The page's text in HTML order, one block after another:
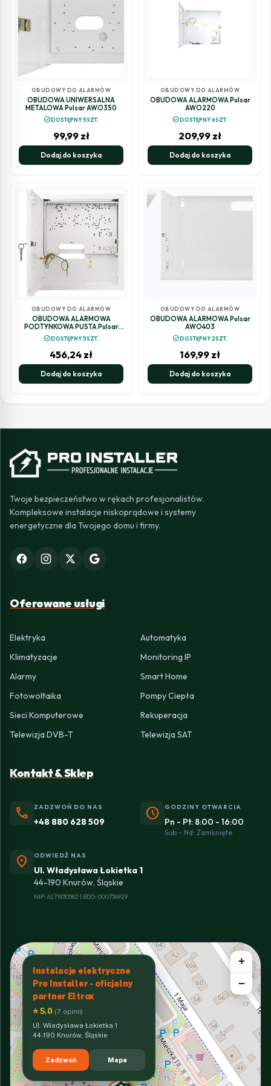
OBUDOWY DO ALARMÓW
OBUDOWA UNIWERSALNA
METALOWA Pulsar AWO350
check_circleDOSTĘPNY 5SZT.
99,99 zł
Dodaj do koszyka
OBUDOWY DO ALARMÓW
OBUDOWA ALARMOWA Pulsar
AWO220
check_circleDOSTĘPNY 6SZT.
209,99 zł
Dodaj do koszyka
OBUDOWY DO ALARMÓW
OBUDOWA ALARMOWA
PODTYNKOWA PUSTA Pulsar
check_circleDOSTĘPNY 5SZT.
456,24 zł
Dodaj do koszyka
OBUDOWY DO ALARMÓW
OBUDOWA ALARMOWA Pulsar
AWO403
check_circleDOSTĘPNY 2SZT.
169,99 zł
Dodaj do koszyka
Twoje bezpieczeństwo w rękach profesjonalistów.
Kompleksowe instalacje niskoprądowe i systemy
energetyczne dla Twojego domu i firmy.
Oferowane usługi
Elektryka
Automatyka
Klimatyzacje
Monitoring IP
Alarmy
Smart Home
Fotowoltaika
Pompy Ciepła
Sieci Komputerowe
Rekuperacja
Telewizja DVB-T
Telewizja SAT
Kontakt & Sklep
phone ZADZWOŃ DO NAS
+48 880 628 509 schedule GODZINY OTWARCIA
Pn - Pt: 8:00 - 16:00
Sob - Nd: Zamknięte
location_on ODWIEDŹ NAS
Ul. Władysława Łokietka 1
44-190 Knurów, Śląskie
NIP: 6271930582 | BDO: 000736929
Instalacje elektryczne
Pro Installer - oficjalny
partner Eltrox
⭐ 5.0 (7 opinii)
Ul. Władysława Łokietka 1
44-190 Knurów, Śląskie
Zadzwoń Mapa
+
−